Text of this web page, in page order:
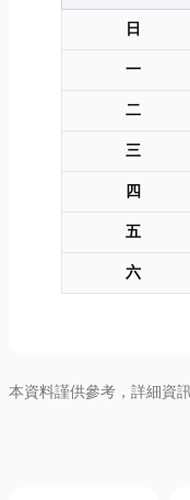
日
一
二
三
四
五
六
本資料謹供參考，詳細資